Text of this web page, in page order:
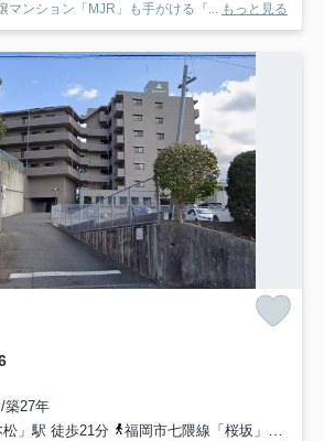
マンション「MJR」も手がける『... もっと見る
築27年
」駅 徒歩21分
福岡市七隈線「桜坂」駅 徒歩22分